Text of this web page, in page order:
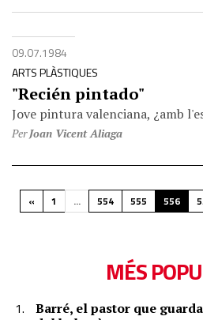
09.07.1984
ARTS PLÀSTIQUES
"Recién pintado"
Jove pintura valenciana, ¿amb
PerJoan Vicent Aliaga
« 1 ... 554 555 556
MÉS
Barré, el pastor que